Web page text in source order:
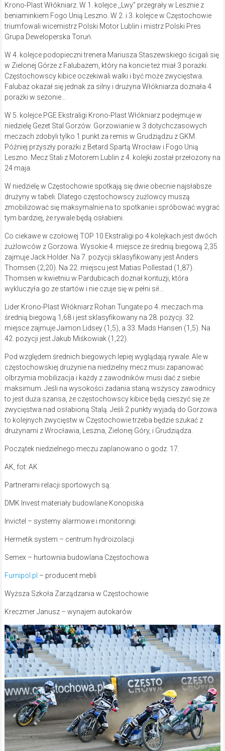
Krono-Plast Włókniarz. W 1. kolejce ,,Lwy” przegrały w Lesznie z
beniaminkiem Fogo Unią Leszno. W 2. i 3. kolejce w Częstochowie
triumfowali wicemistrz Polski Motor Lublin i mistrz Polski Pres
Grupa Deweloperska Toruń.
W 4. kolejce podopieczni trenera Mariusza Staszewskiego ścigali się
w Zielonej Górze z Falubazem, który na koncie też miał 3 porażki.
Częstochowscy kibice oczekiwali walki i być może zwycięstwa.
Falubaz okazał się jednak za silny i drużyna Włókniarza doznała 4
porażki w sezonie…
W 5. kolejce PGE Ekstraligi Krono-Plast Włókniarz podejmuje w
niedzielę Gezet Stal Gorzów. Gorzowianie w 3 dotychczasowych
meczach zdobyli tylko 1 punkt za remis w Grudziądzu z GKM.
Później przyszły porażki z Betard Spartą Wrocław i Fogo Unią
Leszno. Mecz Stali z Motorem Lublin z 4. kolejki został przełożony na
24 maja.
W niedzielę w Częstochowie spotkają się dwie obecnie najsłabsze
drużyny w tabeli. Dlatego częstochowscy żużlowcy muszą
zmobilizować się maksymalnie na to spotkanie i spróbować wygrać
tym bardziej, że rywale będą osłabieni.
Co ciekawe w czołowej TOP 10 Ekstraligi po 4 kolejkach jest dwóch
żużlowców z Gorzowa. Wysokie 4. miejsce ze średnią biegową 2,35
zajmuje Jack Holder. Na 7. pozycji sklasyfikowany jest Anders
Thomsen (2,20). Na 22. miejscu jest Matias Pollestad (1,87).
Thomsen w kwietniu w Pardubicach doznał kontuzji, która
wykluczyła go ze startów i nie czuje się w pełni sił…
Lider Krono-Plast Włókniarz Rohan Tungate po 4. meczach ma
średnią biegową 1,68 i jest sklasyfikowany na 28. pozycji. 32.
miejsce zajmuje Jaimon Lidsey (1,5), a 33. Mads Hansen (1,5). Na
42. pozycji jest Jakub Miśkowiak (1,22).
Pod względem średnich biegowych lepiej wyglądają rywale. Ale w
częstochowskiej drużynie na niedzielny mecz musi zapanować
olbrzymia mobilizacja i każdy z zawodników musi dać z siebie
maksimum. Jeśli na wysokości zadania staną wszyscy zawodnicy
to jest duża szansa, że częstochowscy kibice będą cieszyć się ze
zwycięstwa nad osłabioną Stalą. Jeśli 2 punkty wyjadą do Gorzowa
to kolejnych zwycięstw w Częstochowie trzeba będzie szukać z
drużynami z Wrocławia, Leszna, Zielonej Góry, i Grudziądza.
Początek niedzielnego meczu zaplanowano o godz. 17.
AK, fot: AK
Partnerami relacji sportowych są:
DMK Invest materiały budowlane Konopiska
Invictel – systemy alarmowe i monitoringi
Hermetik system – centrum hydroizolacji
Semex – hurtownia budowlana Częstochowa
Furnipol.pl – producent mebli
Wyższa Szkoła Zarządzania w Częstochowie
Kreczmer Janusz – wynajem autokarów